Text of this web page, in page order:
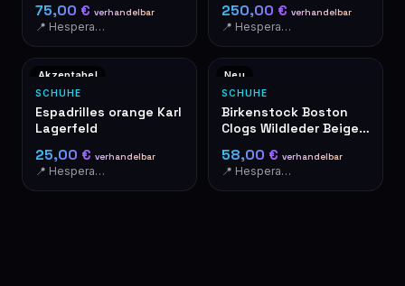
75,00 € verhandelbar
📍 Hesperange
250,00 € verhandelbar
📍 Hesperange
Akzeptabel
SCHUHE
Espadrilles orange Karl
Lagerfeld
25,00 € verhandelbar
📍 Hesperange
Neu
SCHUHE
Birkenstock Boston
Clogs Wildleder Beige
58,00 € verhandelbar
📍 Hesperange